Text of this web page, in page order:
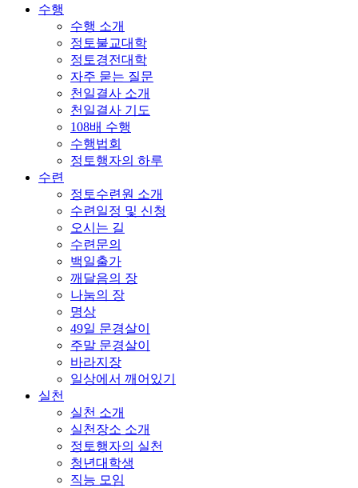
수행
수행 소개
정토불교대학
정토경전대학
자주 묻는 질문
천일결사 소개
천일결사 기도
108배 수행
수행법회
정토행자의 하루
수련
정토수련원 소개
수련일정 및 신청
오시는 길
수련문의
백일출가
깨달음의 장
나눔의 장
명상
49일 문경살이
주말 문경살이
바라지장
일상에서 깨어있기
실천
실천 소개
실천장소 소개
정토행자의 실천
청년대학생
직능 모임